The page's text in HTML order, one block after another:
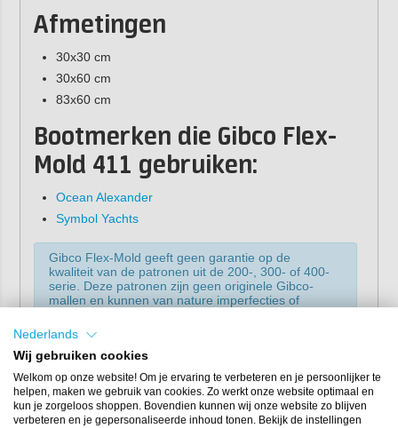
Afmetingen
30x30 cm
30x60 cm
83x60 cm
Bootmerken die Gibco Flex-
Mold 411 gebruiken:
Ocean Alexander
Symbol Yachts
Gibco Flex-Mold geeft geen garantie op de
kwaliteit van de patronen uit de 200-, 300- of 400-
serie. Deze patronen zijn geen originele Gibco-
mallen en kunnen van nature imperfecties of
staat waarin ze zich bevinden (“as-is”) en kunnen
niet worden geretourneerd of omgeruild.
Nederlands
Wij gebruiken cookies
Welkom op onze website! Om je ervaring te verbeteren en je persoonlijker te
helpen, maken we gebruik van cookies. Zo werkt onze website optimaal en
kun je zorgeloos shoppen. Bovendien kunnen wij onze website zo blijven
verbeteren en je gepersonaliseerde inhoud tonen. Bekijk de instellingen